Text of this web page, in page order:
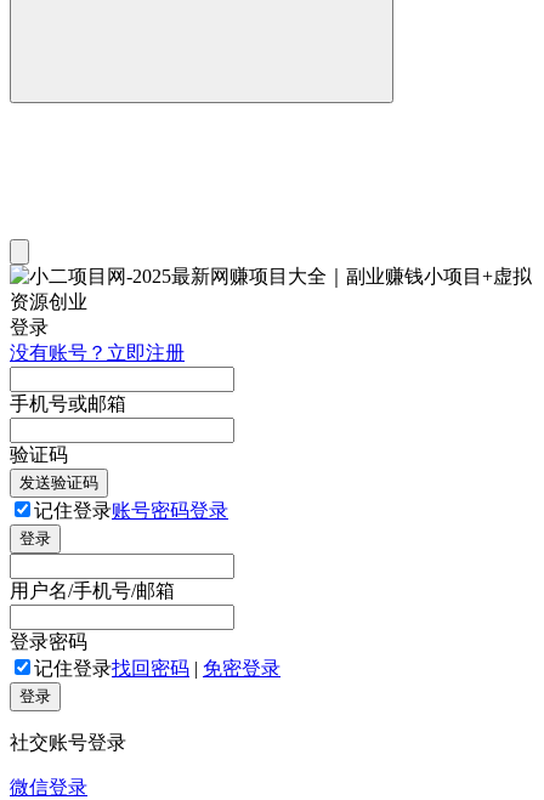
登录
没有账号？立即注册
手机号或邮箱
验证码
发送验证码
记住登录账号密码登录
登录
用户名/手机号/邮箱
登录密码
记住登录找回密码 | 免密登录
登录
社交账号登录
微信登录